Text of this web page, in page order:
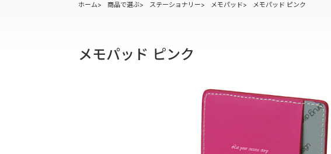
ホーム 商品で選ぶ ステーショナリー メモパッド メモパッド ピンク
メモパッド ピンク